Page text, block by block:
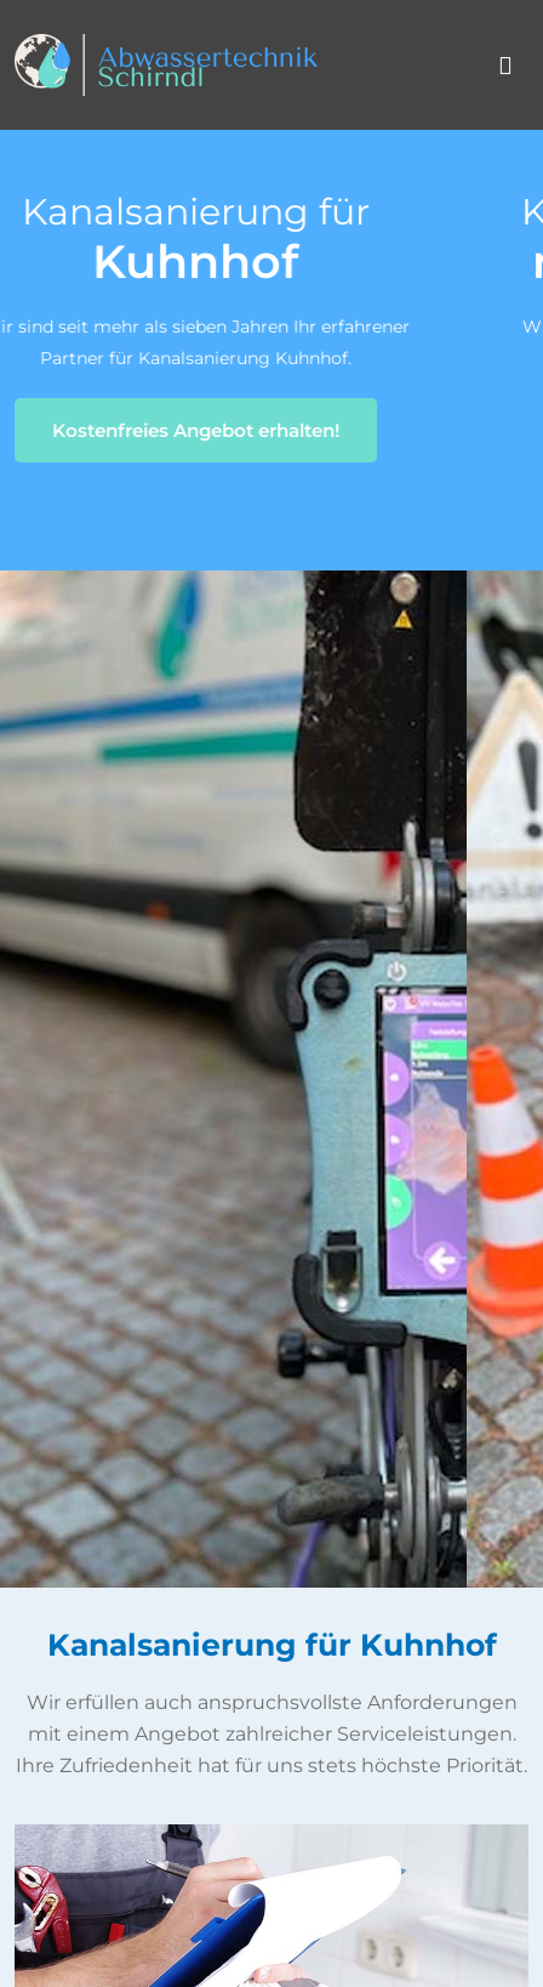
Kanal TV-
nach DIN 1986-30
Wir sind ein zertifiziertes Fachunternehmen für
Kanal-TV-Untersuchung gem. DIN 1986-30.
Zum Angebotsservice
Kanalsanierung für Kuhnhof
Wir erfüllen auch anspruchsvollste Anforderungen
mit einem Angebot zahlreicher Serviceleistungen.
Ihre Zufriedenheit hat für uns stets höchste Priorität.